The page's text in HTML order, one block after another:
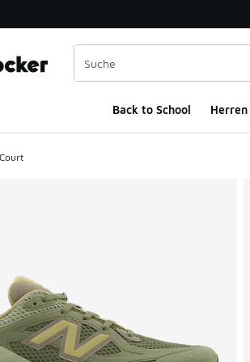
in einem neuen Fenster
Back to School Herren
Court